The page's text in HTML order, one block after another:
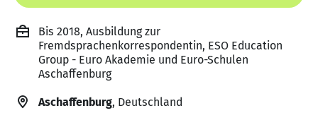
Bis 2018, Ausbildung zur
Fremdsprachenkorrespondentin, ESO Education
Group - Euro Akademie und Euro-Schulen
Aschaffenburg
Aschaffenburg, Deutschland